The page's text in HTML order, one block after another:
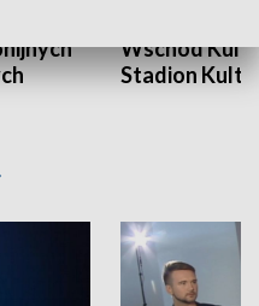
Wschód
Stadion